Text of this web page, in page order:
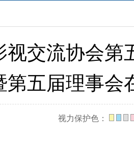
视交流协会第
第五届理事会
视力保护色：